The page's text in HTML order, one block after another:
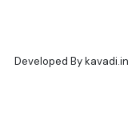
Developed Bykavadi.in